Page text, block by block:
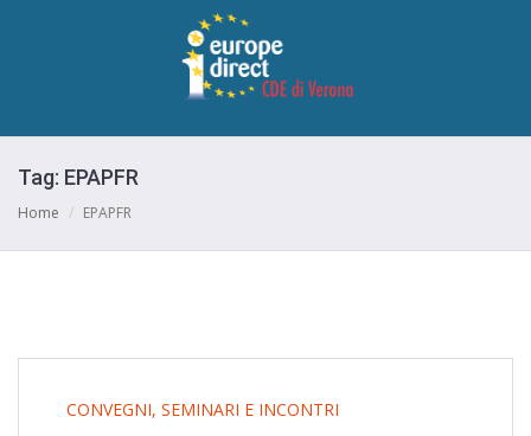
Tag: EPAPFR
Home / EPAPFR
CONVEGNI, SEMINARI E INCONTRI